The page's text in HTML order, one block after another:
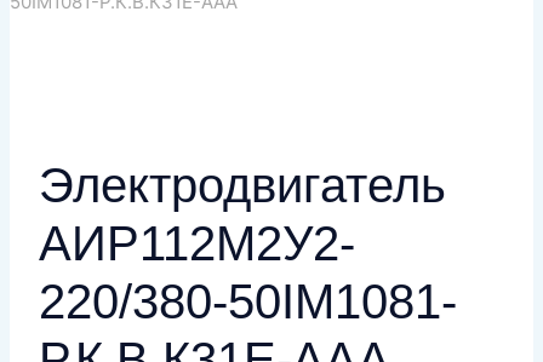
Электродвигатель
АИР112М2У2-
220/380-50IM1081-